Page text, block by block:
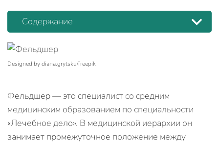
Содержание
Designed by diana.grytsku/freepik
Фельдшер — это специалист со средним
медицинским образованием по специальности
«Лечебное дело». В медицинской иерархии он
занимает промежуточное положение между